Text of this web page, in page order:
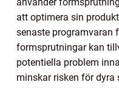
att optimera sin
senaste programvaran
formsprutningar kan
potentiella problem
minskar risken för